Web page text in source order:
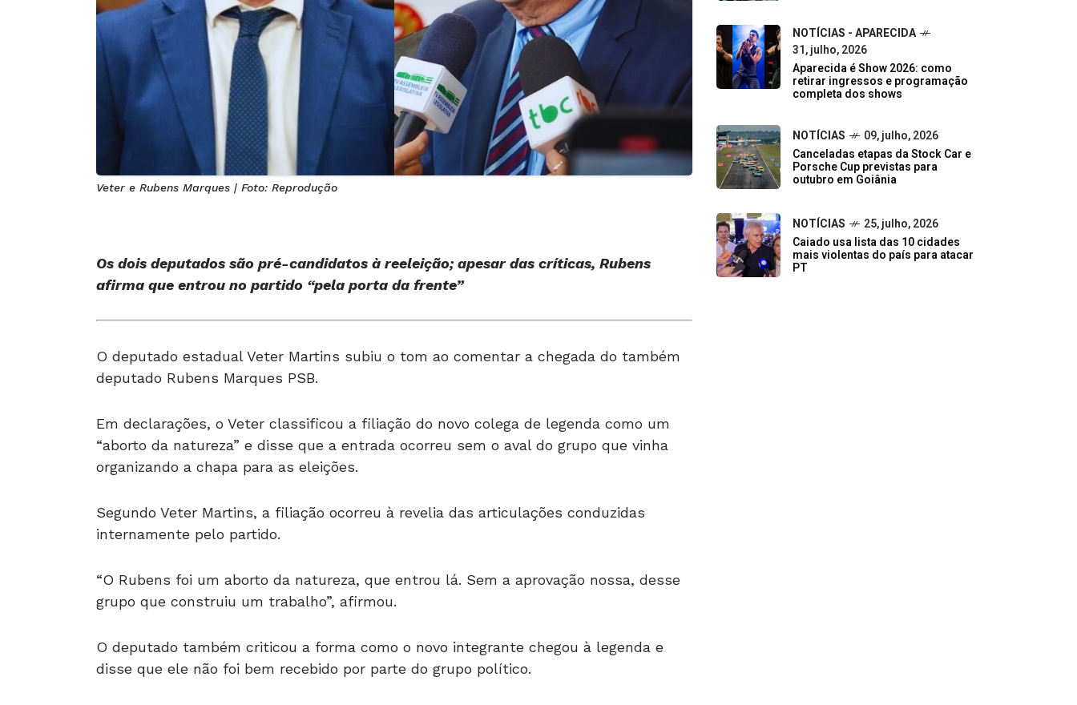
Veter e Rubens Marques | Foto: Reprodução
Os dois deputados são pré-candidatos à reeleição; apesar das críticas, Rubens
afirma que entrou no partido “pela porta da frente”
O deputado estadual Veter Martins subiu o tom ao comentar a chegada do também
deputado Rubens Marques PSB.
Em declarações, o Veter classificou a filiação do novo colega de legenda como um
“aborto da natureza” e disse que a entrada ocorreu sem o aval do grupo que vinha
organizando a chapa para as eleições.
Segundo Veter Martins, a filiação ocorreu à revelia das articulações conduzidas
internamente pelo partido.
“O Rubens foi um aborto da natureza, que entrou lá. Sem a aprovação nossa, desse
grupo que construiu um trabalho”, afirmou.
O deputado também criticou a forma como o novo integrante chegou à legenda e
disse que ele não foi bem recebido por parte do grupo político.
NOTÍCIAS - APARECIDA
31, julho, 2026
Aparecida é Show 2026: como
retirar ingressos e programação
completa dos shows
NOTÍCIAS
09, julho, 2026
Canceladas etapas da Stock Car e
Porsche Cup previstas para
outubro em Goiânia
NOTÍCIAS
25, julho, 2026
Caiado usa lista das 10 cidades
mais violentas do país para atacar
PT